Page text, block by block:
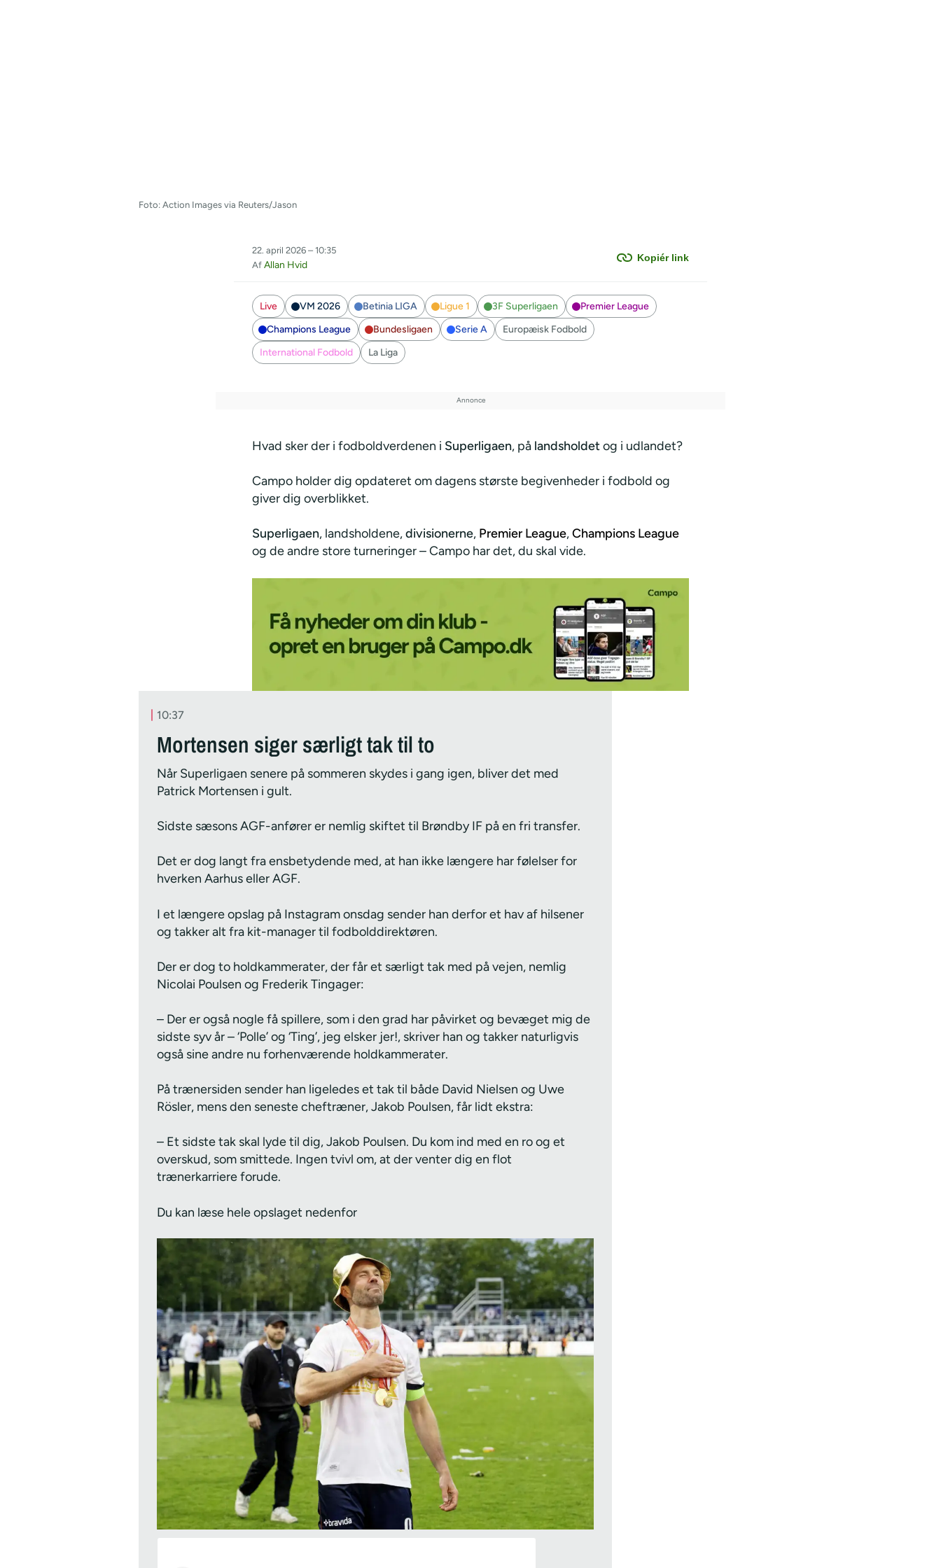
Foto: Action Images via Reuters/Jason
Kopiér link
22. april 2026 – 10:35
Af Allan Hvid
Live VM 2026 Betinia LIGA Ligue 1 3F Superligaen
Premier League
Champions League
Bundesligaen Serie A
Europæisk Fodbold
International Fodbold
La Liga
Hvad sker der i fodboldverdenen i Superligaen, på landsholdetog i udlandet?
Campo holder dig opdateret om dagens største begivenheder i fodbold og
giver dig overblikket.
Superligaen, landsholdene,divisionerne, Premier League,Champions League
og de andre store turneringer – Campo har det, du skal vide.
10:37
Mortensen siger særligt tak til to
Når Superligaen senere på sommeren skydes i gang igen, bliver det med
Patrick Mortensen i gult.
Sidste sæsons AGF-anfører er nemlig skiftet til Brøndby IF på en fri transfer.
Det er dog langt fra ensbetydende med, at han ikke længere har følelser for
hverken Aarhus eller AGF.
I et længere opslag på Instagram onsdag sender han derfor et hav af hilsener
og takker alt fra kit-manager til fodbolddirektøren.
Der er dog to holdkammerater, der får et særligt tak med på vejen, nemlig
Nicolai Poulsen og Frederik Tingager:
– Der er også nogle få spillere, som i den grad har påvirket og bevæget mig de
sidste syv år – ‘Polle’ og ‘Ting’, jeg elsker jer!, skriver han og takker naturligvis
også sine andre nu forhenværende holdkammerater.
På trænersiden sender han ligeledes et tak til både David Nielsen og Uwe
Rösler, mens den seneste cheftræner, Jakob Poulsen, får lidt ekstra:
– Et sidste tak skal lyde til dig, Jakob Poulsen. Du kom ind med en ro og et
overskud, som smittede. Ingen tvivl om, at der venter dig en flot
trænerkarriere forude.
Du kan læse hele opslaget nedenfor